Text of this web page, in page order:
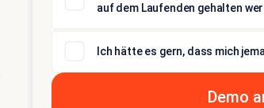
auf dem Laufenden gehalten
Ich hätte es gern, dass mich